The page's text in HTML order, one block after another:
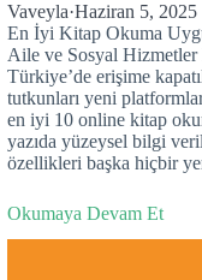
Vaveyla·Haziran 5, 2025
En İyi Kitap Okuma
Aile ve Sosyal Hizmetler
Türkiye’de erişime
tutkunları yeni
en iyi 10 online kitap
yazıda yüzeysel bilgi
özellikleri başka hiçbir
Okumaya Devam Et